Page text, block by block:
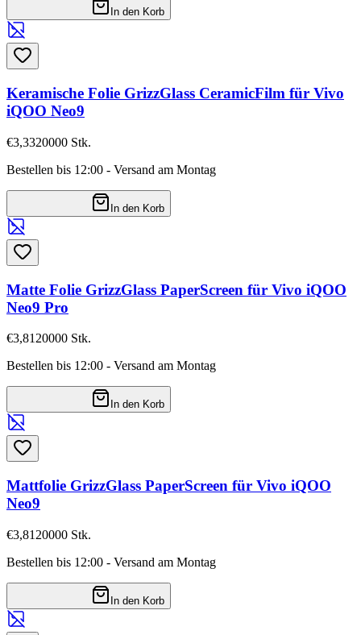
In den Korb
Keramische Folie GrizzGlass CeramicFilm für Vivo
iQOO Neo9
€3,3320000 Stk.
Bestellen bis 12:00 - Versand am Montag
In den Korb
Matte Folie GrizzGlass PaperScreen für Vivo iQOO
Neo9 Pro
€3,81 20000 Stk.
Bestellen bis 12:00 - Versand am Montag
In den Korb
Mattfolie GrizzGlass PaperScreen für Vivo iQOO
Neo9
€3,81 20000 Stk.
Bestellen bis 12:00 - Versand am Montag
In den Korb